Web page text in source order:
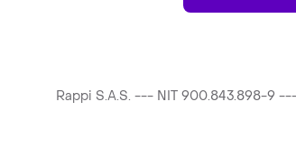
Rappi S.A.S. --- NIT 900.843.898-9